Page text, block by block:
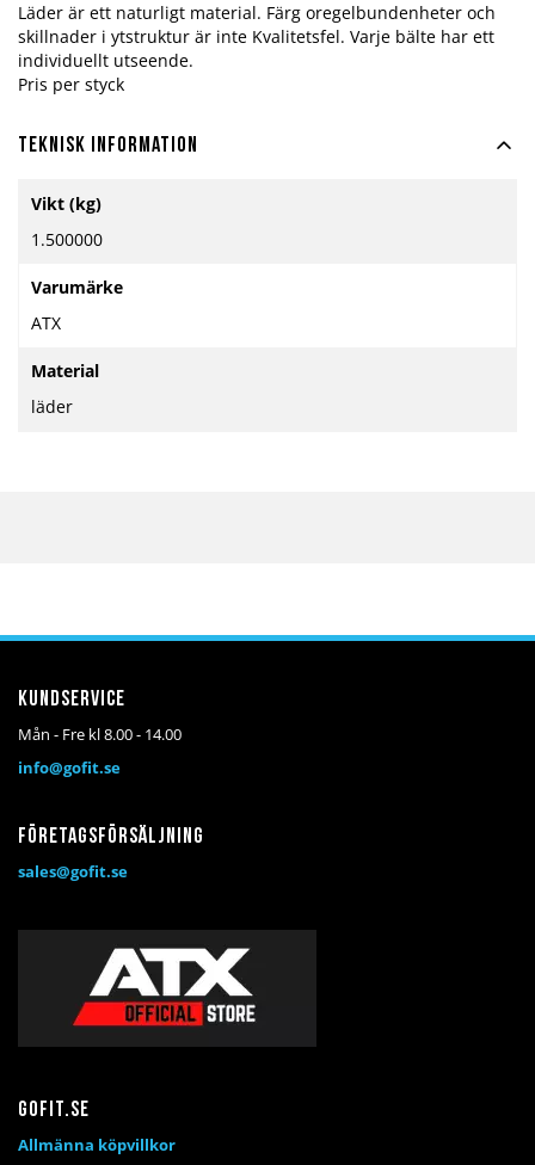
Läder är ett naturligt material. Färg oregelbundenheter och
skillnader i ytstruktur är inte Kvalitetsfel. Varje bälte har ett
individuellt utseende.
Pris per styck
Teknisk information
information
Vikt (kg)
1.500000
Varumärke
ATX
Material
läder
Kundservice
Mån - Fre kl 8.00 - 14.00
info@gofit.se
Företagsförsäljning
sales@gofit.se
Gofit.se
Allmänna köpvillkor